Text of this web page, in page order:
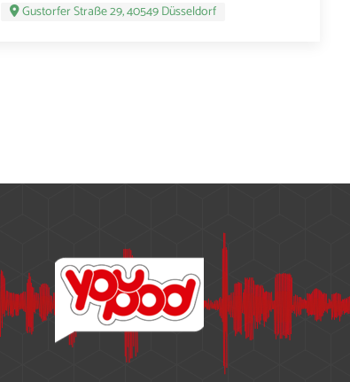
Gustorfer Straße 29, 40549 Düsseldorf